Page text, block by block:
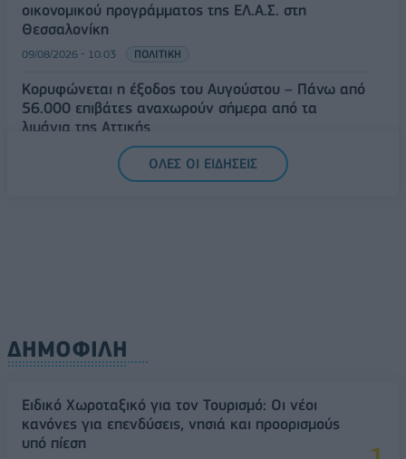
οικονομικού προγράμματος της ΕΛ.Α.Σ. στη
Θεσσαλονίκη
09/08/2026 - 10:03 ΠΟΛΙΤΙΚΗ
Κορυφώνεται η έξοδος του Αυγούστου – Πάνω από
56.000 επιβάτες αναχωρούν σήμερα από τα
λιμάνια της Αττικής
ΕΛΛΑΔΑ
Δυτική Αττική: Η επόμενη ημέρα μετά τις πυρκαγιές
ΟΛΕΣ ΟΙ ΕΙΔΗΣΕΙΣ
ΔΗΜΟΦΙΛΗ
Ειδικό Χωροταξικό για τον Τουρισμό: Οι νέοι
κανόνες για επενδύσεις, νησιά και προορισμούς
υπό πίεση